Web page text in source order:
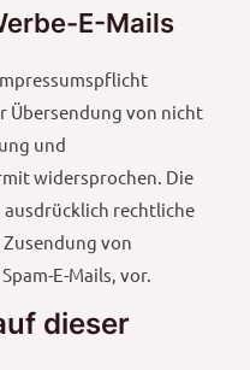
E-Mails
von nicht
und
widersprochen. Die
rechtliche
von
E-Mails, vor.
dieser